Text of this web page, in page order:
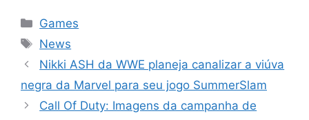
Categorias
Games
Tags
News
Nikki ASH da WWE planeja canalizar a viúva
negra da Marvel para seu jogo SummerSlam
Call Of Duty: Imagens da campanha de